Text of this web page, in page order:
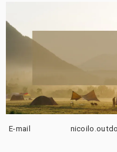
E-mail